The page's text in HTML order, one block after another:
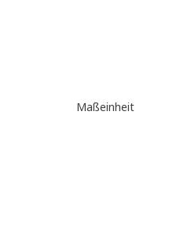
Maßeinheit